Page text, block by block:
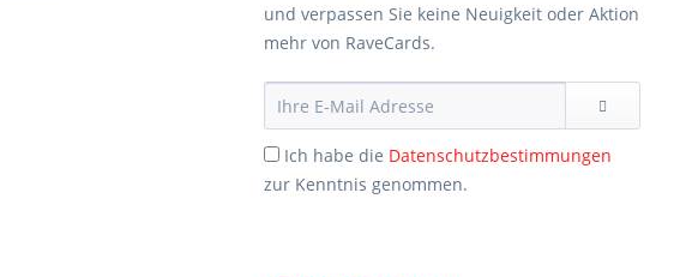
und verpassen Sie keine Neuigkeit oder Aktion
mehr von RaveCards.
Ich habe die Datenschutzbestimmungen
zur Kenntnis genommen.